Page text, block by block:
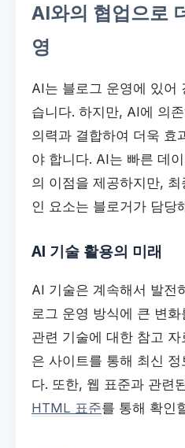
AI와의 협업으로
영
AI는 블로그 운영에 있어
습니다. 하지만, AI에 의
의력과 결합하여 더욱 효
야 합니다. AI는 빠른 데
의 이점을 제공하지만,
인 요소는 블로거가 담당
AI 기술 활용의 미래
AI 기술은 계속해서 발전
로그 운영 방식에 큰 변
관련 기술에 대한 참고 자
은 사이트를 통해 최신
다. 또한, 웹 표준과 관련
HTML 표준를 통해 확인